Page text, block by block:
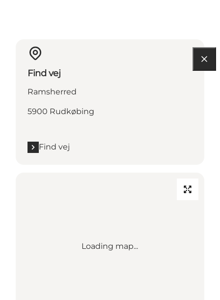
Find vej
Ramsherred
5900 Rudkøbing
Find vej
Loading map...